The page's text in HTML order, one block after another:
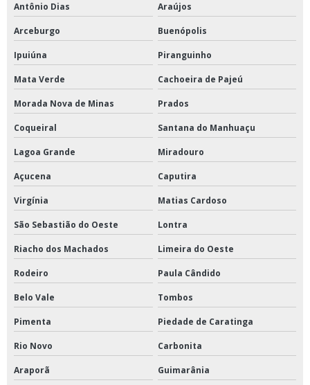
Antônio Dias Araújos
Arceburgo Buenópolis
Ipuiúna Piranguinho
Mata Verde Cachoeira de Pajeú
Morada Nova de Minas Prados
Coqueiral Santana do Manhuaçu
Lagoa Grande Miradouro
Açucena Caputira
Virgínia Matias Cardoso
São Sebastião do Oeste Lontra
Riacho dos Machados Limeira do Oeste
Rodeiro Paula Cândido
Belo Vale Tombos
Pimenta Piedade de Caratinga
Rio Novo Carbonita
Araporã Guimarânia